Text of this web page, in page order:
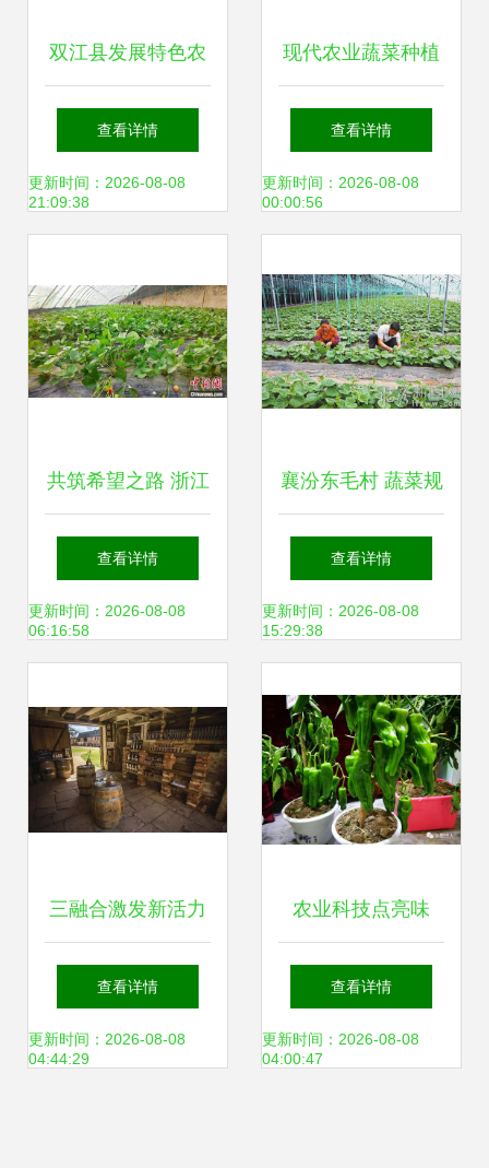
双江县发展特色农
业 拓宽农民增收渠
道
查看详情
更新时间：2026-08-08
21:09:38
现代农业蔬菜种植
与加工及油茶基地
牛羊养殖加工冷链
性研究
查看详情
更新时间：2026-08-08
00:00:56
共筑希望之路 浙江
金华援疆项目以“采
摘经济”激发新疆农
查看详情
更新时间：2026-08-08
06:16:58
襄汾东毛村 蔬菜规
模化种植助力农业
增效农民增收
查看详情
更新时间：2026-08-08
15:29:38
三融合激发新活力
文化数字网赋能农
技开发与产业升级
查看详情
更新时间：2026-08-08
04:44:29
农业科技点亮味
蕾，2.5万种舌尖盛
宴绽放农博会，驱
查看详情
更新时间：2026-08-08
04:00:47